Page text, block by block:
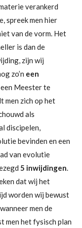
verankerd
spreek men hier
van de vorm. Het
is dan de
zijn wij
zo’n een
Meester te
men zich op het
als
discipelen,
bevinden en een
van evolutie
5 inwijdingen
dat wij het
worden wij bewust
men de
men het fysisch plan